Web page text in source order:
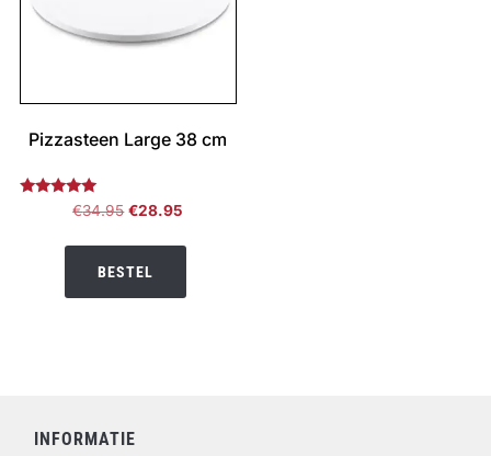
Pizzasteen Large 38 cm
Gewaardeerd
€34.95 Oorspronkelijke
€34.95.
€28.95
BESTEL
INFORMATIE